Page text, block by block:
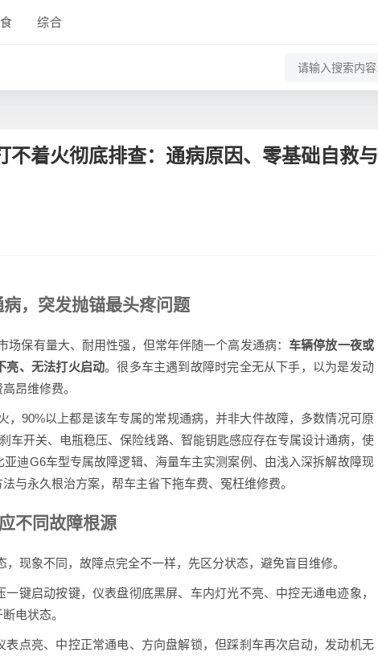
综合
不着火彻底排查：通病原因、零基础自救与
，突发抛锚最头疼问题
保有量大、耐用性强，但常年伴随一个高发通病： 车辆停放一夜或
亮、无法打火启动。很多车主遇到故障时完全无从下手，以为是发动
昂维修费。
90%以上都是该车专属的常规通病，并非大件故障，多数情况可原
车开关、电瓶稳压、保险线路、智能钥匙感应存在专属设计通病，使
迪G6车型专属故障逻辑、海量车主实测案例、由浅入深拆解故障现
与永久根治方案，帮车主省下拖车费、冤枉维修费。
不同故障根源
象不同，故障点完全不一样，先区分状态，避免盲目维修。
启动按键，仪表盘彻底黑屏、车内灯光不亮、中控无通电迹象，
电状态。
点亮、中控正常通电、方向盘解锁，但踩刹车再次启动，发动机无